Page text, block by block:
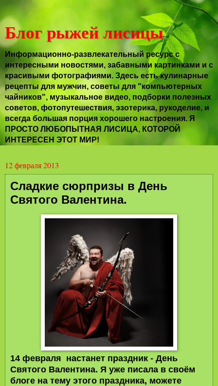
Блог рыжей лисицы
Информационно-развлекательный ресурс с
интересными новостями, забавными картинками и с
красивыми фотографиями. Здесь есть кулинарные
рецепты для мужчин, советы для "компьютерных
чайников", музыкальное видео, подборки полезных
советов, фотопутешествия, эзотерика, рукоделие, и
всегда большая порция хорошего настроения. Я
ПРОСТО ЛЮБОПЫТНАЯ ЛИСИЦА, КОТОРОЙ
ИНТЕРЕСЕН ЭТОТ МИР!
12 февраля 2013
Сладкие сюрпризы в День
Святого Валентина.
14 февраля настанет праздник - День
Святого Валентина. Я уже писала в своём
блоге на тему этого праздника, можете